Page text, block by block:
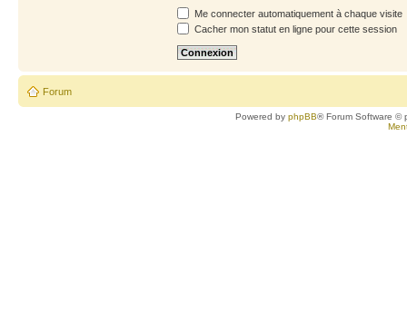
Me connecter automatiquement à chaque visite
Cacher mon statut en ligne pour cette session
Forum
Powered byphpBB® Forum Software ©